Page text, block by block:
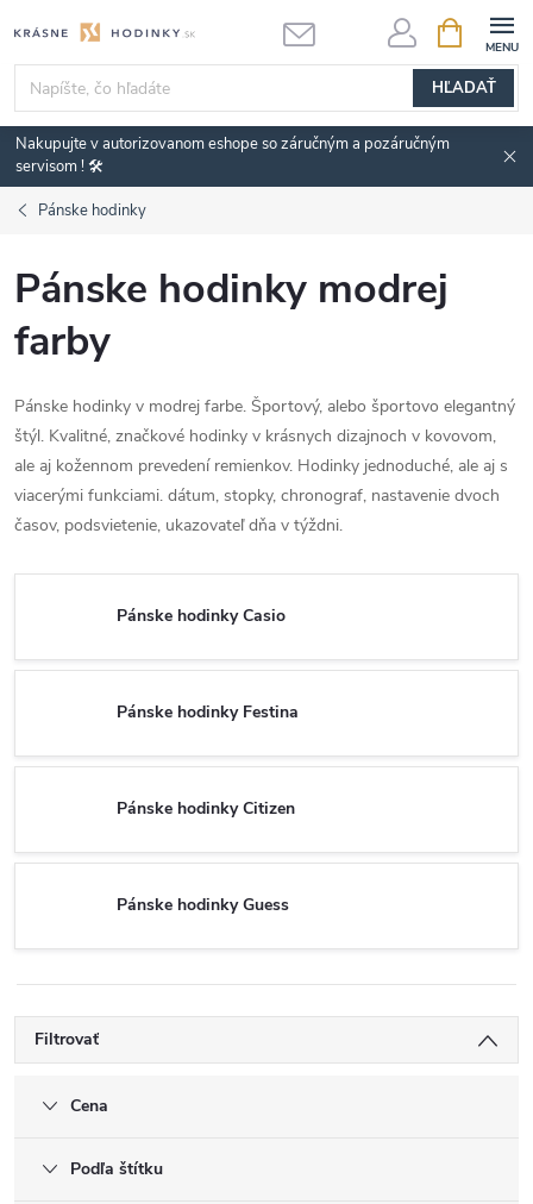
na
obsah
HĽADAŤ
KOŠÍK
Nakupujte v autorizovanom eshope so záručným a pozáručným
servisom ! 🛠️
Pánske hodinky
Pánske hodinky modrej
farby
Pánske hodinky v modrej farbe. Športový, alebo športovo elegantný
štýl. Kvalitné, značkové hodinky v krásnych dizajnoch v kovovom,
ale aj kožennom prevedení remienkov. Hodinky jednoduché, ale aj s
viacerými funkciami. dátum, stopky, chronograf, nastavenie dvoch
časov, podsvietenie, ukazovateľ dňa v týždni.
Pánske hodinky Casio
Pánske hodinky Festina
Pánske hodinky Citizen
Pánske hodinky Guess
Filtrovať
Cena
Podľa štítku